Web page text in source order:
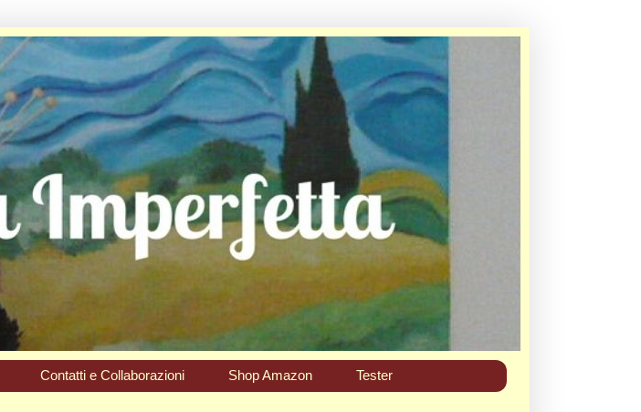
Contatti e Collaborazioni Shop Amazon Tester